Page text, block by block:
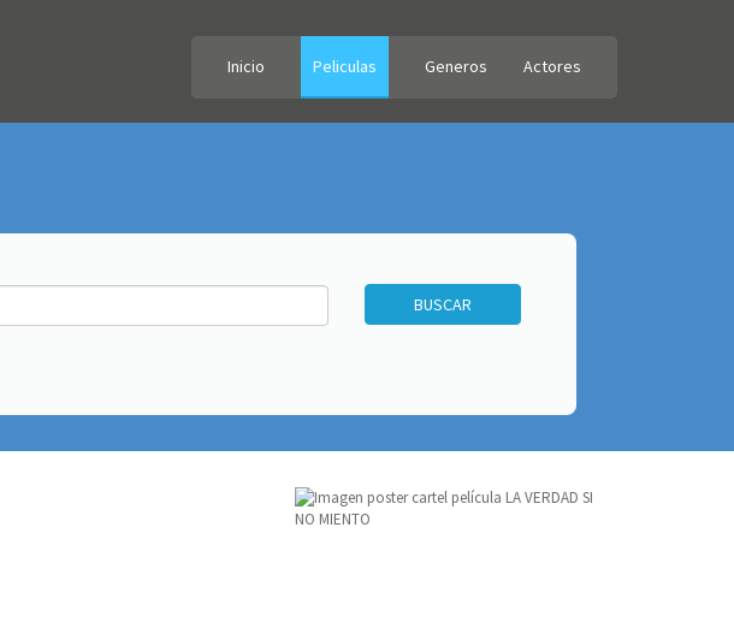
Inicio Peliculas Generos Actores